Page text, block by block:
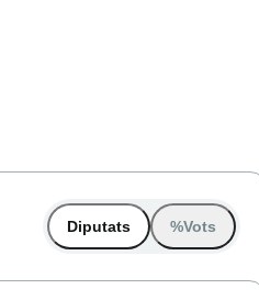
Diputats %Vots